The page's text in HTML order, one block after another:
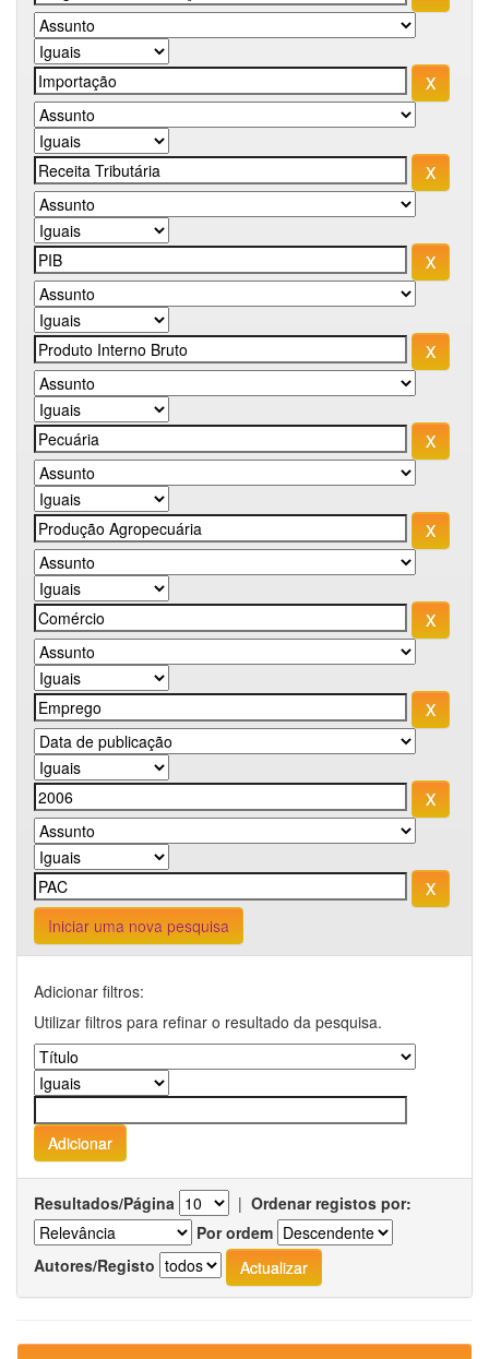
Iniciar uma nova pesquisa
Adicionar filtros:
Utilizar filtros para refinar o resultado da pesquisa.
Resultados/Página | Ordenar registos por:
Por ordem
Autores/Registo